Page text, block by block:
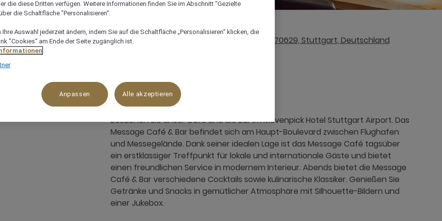
bis 00.00 Uhr. Änderungen vorbehalten.
Flughafenstrasse 50, 70629, Stuttgart, Deutschland
Besuchen Sie unser Café und die Bar im Mövenpick Hotel Stuttgart Airport. Das
Message Café & Bar befindet sich am Haupt-Boulevard zwischen Flughafen
und Messegelände. Dank seiner idealen Lage ist das Message Café tagsüber
ein erstklassiger Treffpunkt für lokale und internationale Gäste und bietet
einen freundlichen Service in modernem Interieur. Abends bietet die Message
Café & Bar verschiedene Cocktails sowie kulinarische Klassiker. Genießen Sie
Getränke und Snacks in gemütlicher Atmosphäre mit Silhouette-Bildern und
einer Jukebox.
die diese Dritten verfügen. Weitere Informationen finden Sie im Abschnitt "Gezielte
die Schaltfläche "Personalisieren“.
Ihre Auswahl jederzeit ändern, indem Sie auf die Schaltfläche „Personalisieren“ klicken, die
"Cookies“ am Ende der Seite zugänglich ist.
Anpassen Alle akzeptieren